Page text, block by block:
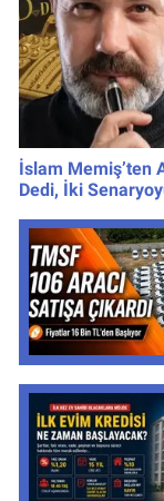
İslam Memiş’ten
Dedi, İki